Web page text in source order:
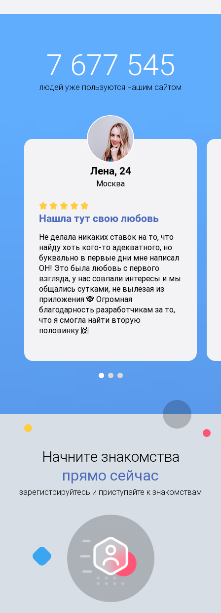
7 677 545
людей уже пользуются нашим сайтом
Лена, 24
Москва
Нашла тут свою любовь
Не делала никаких ставок на то, что
найду хоть кого-то адекватного, но
буквально в первые дни мне написал
ОН! Это была любовь с первого
взгляда, у нас совпали интересы и мы
общались сутками, не вылезая из
приложения 🙈 Огромная
благодарность разработчикам за то,
что я смогла найти вторую
половинку 🙌
Начните знакомства
прямо сейчас
зарегистрируйтесь и приступайте к знакомствам